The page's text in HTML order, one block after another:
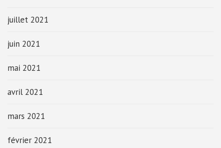
juillet 2021
juin 2021
mai 2021
avril 2021
mars 2021
février 2021